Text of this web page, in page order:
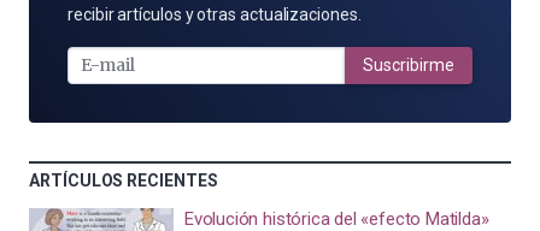
POR
MAIL
recibir artículos y otras actualizaciones.
Suscribirme
ARTÍCULOS RECIENTES
Evolución histórica del «efecto Matilda»